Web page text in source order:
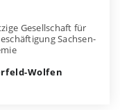
Gesellschaft für
Sachsen-
Wolfen